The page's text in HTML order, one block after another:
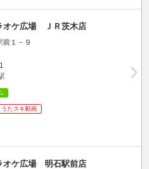
オケ広場 ＪＲ茨木店
前１－９
うたスキ動画
オケ広場 明石駅前店